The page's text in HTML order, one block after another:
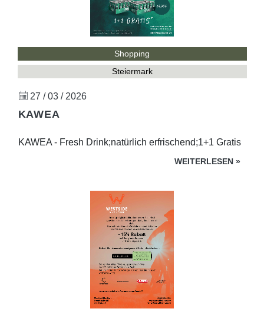
Shopping
Steiermark
27 / 03 / 2026
KAWEA
KAWEA - Fresh Drink;natürlich erfrischend;1+1 Gratis
WEITERLESEN »